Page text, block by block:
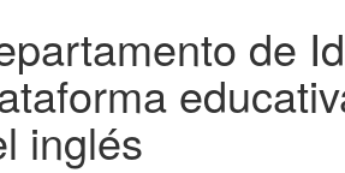
de
inglés